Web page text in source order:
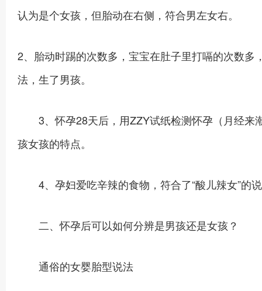
认为是个女孩，但胎动在右侧，符合男左女右。
2、胎动时踢的次数多，宝宝在肚子里打嗝的次数
法，生了男孩。
3、怀孕28天后，用ZZY试纸检测怀孕（月经来
孩女孩的特点。
4、孕妇爱吃辛辣的食物，符合了“酸儿辣女”的
二、怀孕后可以如何分辨是男孩还是女孩？
通俗的女婴胎型说法